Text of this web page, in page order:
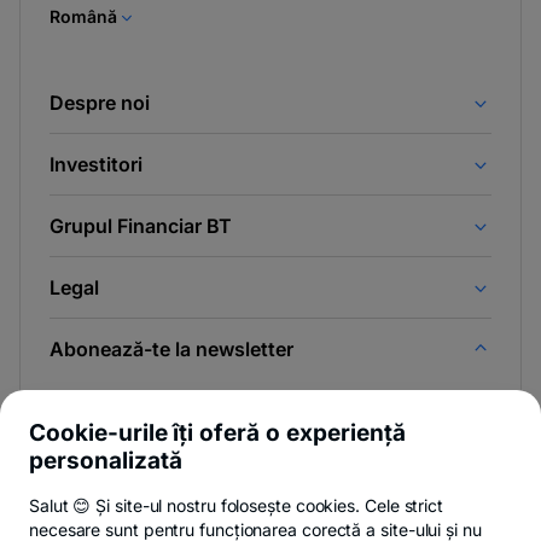
Română
Despre noi
Investitori
Grupul Financiar BT
Legal
Abonează-te la newsletter
Poți renunța oricând,vezi detalii-
opens
.
Cookie-urile îți oferă o experiență
personalizată
Salut 😊 Și site-ul nostru folosește cookies. Cele strict
necesare sunt pentru funcționarea corectă a site-ului și nu